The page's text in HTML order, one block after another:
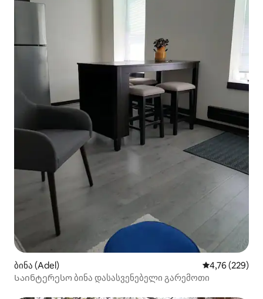
ბინა (Adel) საშუალო
4,76 (229)
Საინტერესო ბინა დასასვენებელი გარემოთი